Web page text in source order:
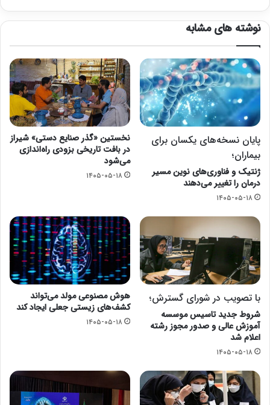
نوشته های مشابه
پایان نسخه‌های یکسان برای
بیماران؛
ژنتیک و فناوری‌های نوین مسیر
درمان را تغییر می‌دهند
۱۴۰۵-۰۵-۱۸
نخستین «گذر صنایع دستی» شیراز
در بافت تاریخی بزودی راه‌اندازی
می‌شود
۱۴۰۵-۰۵-۱۸
با تصویب در شورای گسترش؛
شروط جدید تاسیس موسسه
آموزش عالی و صدور مجوز رشته
اعلام شد
۱۴۰۵-۰۵-۱۸
هوش مصنوعی مولد می‌تواند
کشف‌های زیستی جعلی ایجاد کند
۱۴۰۵-۰۵-۱۸